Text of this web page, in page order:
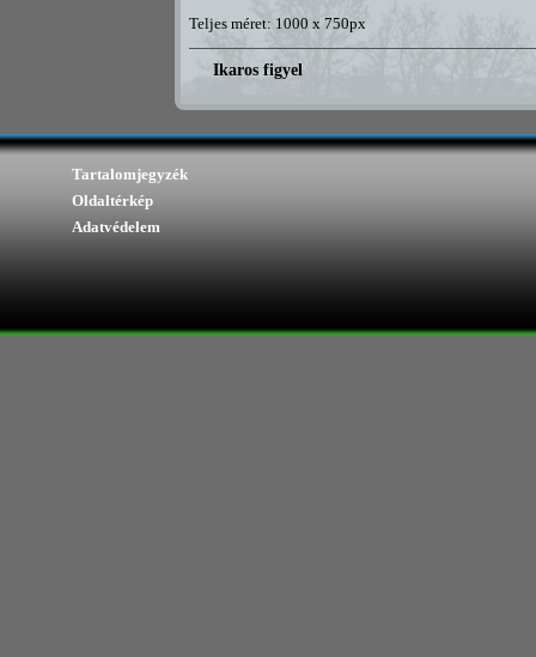
Teljes méret: 1000 x 750px
Ikaros figyel
Tartalomjegyzék
Oldaltérkép
Adatvédelem